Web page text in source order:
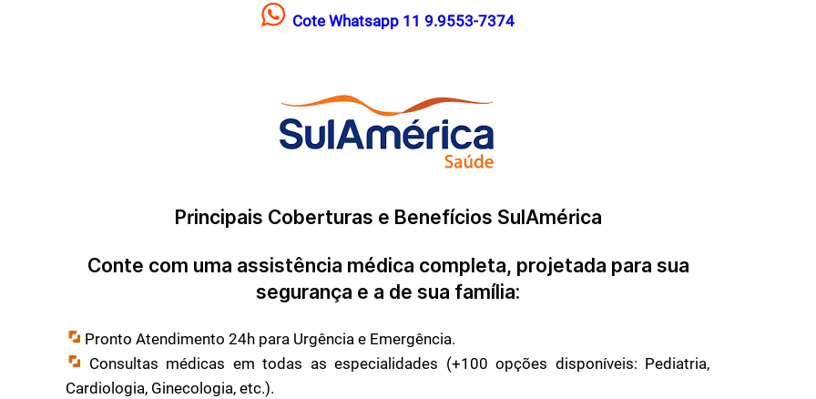
Cote Whatsapp 11 9.9553-7374
Principais Coberturas e Benefícios SulAmérica
Conte com uma assistência médica completa, projetada para sua
segurança e a de sua família:
Pronto Atendimento 24h para Urgência e Emergência.
Consultas médicas em todas as especialidades (+100 opções disponíveis: Pediatria,
Cardiologia, Ginecologia, etc.).